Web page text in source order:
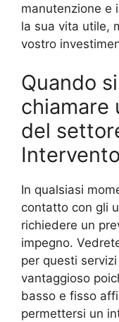
manutenzione e
la sua vita utile,
vostro
Quando
chiamare
del
In qualsiasi
contatto con gli
richiedere un
impegno.
per questi
vantaggioso
basso e fisso
permettersi un